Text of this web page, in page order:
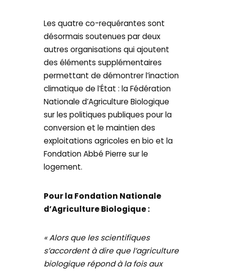
Les quatre co-requérantes sont
désormais soutenues par deux
autres organisations qui ajoutent
des éléments supplémentaires
permettant de démontrer l’inaction
climatique de l’État : la Fédération
Nationale d’Agriculture Biologique
sur les politiques publiques pour la
conversion et le maintien des
exploitations agricoles en bio et la
Fondation Abbé Pierre sur le
logement.
Pour la Fondation Nationale
d’Agriculture Biologique :
« Alors que les scientifiques
s’accordent à dire que l’agriculture
biologique répond à la fois aux